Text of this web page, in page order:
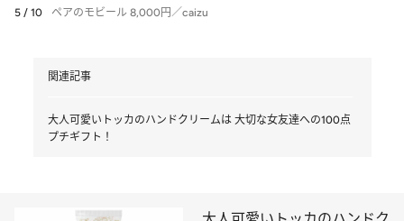
5 / 10 ペアのモビール 8,000円／caizu
関連記事
大人可愛いトッカのハンドクリームは 大切な女友達への100点
プチギフト！